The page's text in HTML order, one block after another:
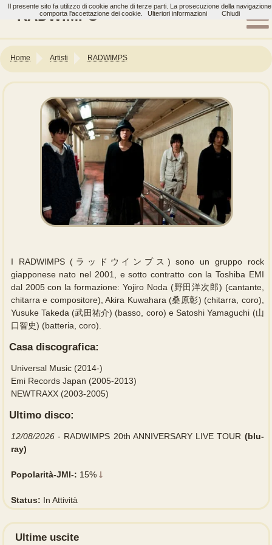
RADWIMPS
Home Artisti RADWIMPS
I RADWIMPS (ラッドウインプス) sono un gruppo rock
giapponese nato nel 2001, e sotto contratto con la Toshiba EMI
dal 2005 con la formazione: Yojiro Noda (野田洋次郎) (cantante,
chitarra e compositore), Akira Kuwahara (桑原彰) (chitarra, coro),
Yusuke Takeda (武田祐介) (basso, coro) e Satoshi Yamaguchi (山
口智史) (batteria, coro).
Casa discografica:
Universal Music (2014-)
Emi Records Japan (2005-2013)
NEWTRAXX (2003-2005)
Ultimo disco:
12/08/2026- RADWIMPS 20th ANNIVERSARY LIVE TOUR (blu-
ray)
Popolarità-JMI-: 15%
Status: In Attività
Ultime uscite
Il presente sito fa utilizzo di cookie anche di terze parti. La prosecuzione della navigazione
comporta l'accettazione dei cookie.
Ulteriori informazioni Chiudi